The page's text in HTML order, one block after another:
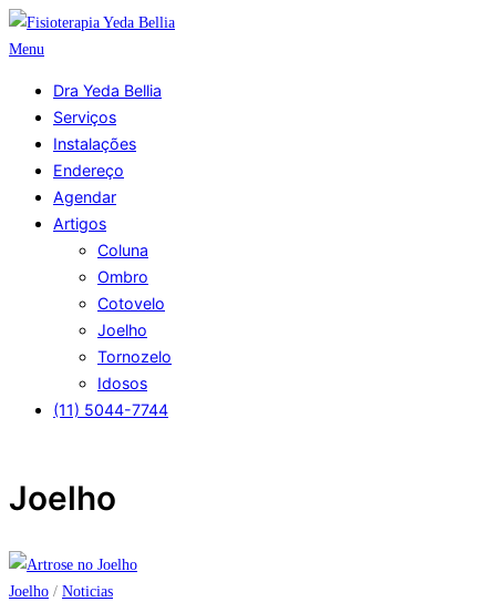
Pular
para
conteúdo
Menu
Dra Yeda Bellia
Serviços
Instalações
Endereço
Agendar
Artigos
Coluna
Ombro
Cotovelo
Joelho
Tornozelo
Idosos
(11) 5044-7744
Joelho
Joelho / Noticias